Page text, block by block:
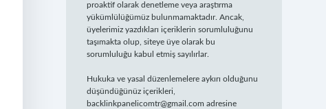
proaktif olarak denetleme veya araştırma
yükümlülüğümüz bulunmamaktadır. Ancak,
üyelerimiz yazdıkları içeriklerin sorumluluğunu
taşımakta olup, siteye üye olarak bu
sorumluluğu kabul etmiş sayılırlar.
Hukuka ve yasal düzenlemelere aykırı olduğunu
düşündüğünüz içerikleri,
backlinkpanelicomtr@gmail.com adresine